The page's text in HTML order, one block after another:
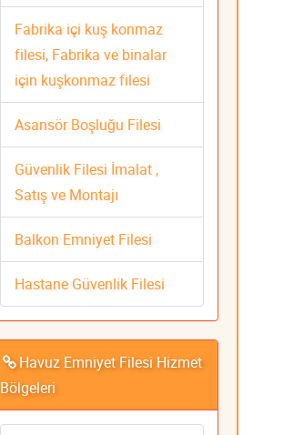
Fabrika içi kuş konmaz
filesi, Fabrika ve binalar
için kuşkonmaz filesi
Asansör Boşluğu Filesi
Güvenlik Filesi İmalat ,
Satış ve Montajı
Balkon Emniyet Filesi
Hastane Güvenlik Filesi
Havuz Emniyet Filesi Hizmet
Bölgeleri